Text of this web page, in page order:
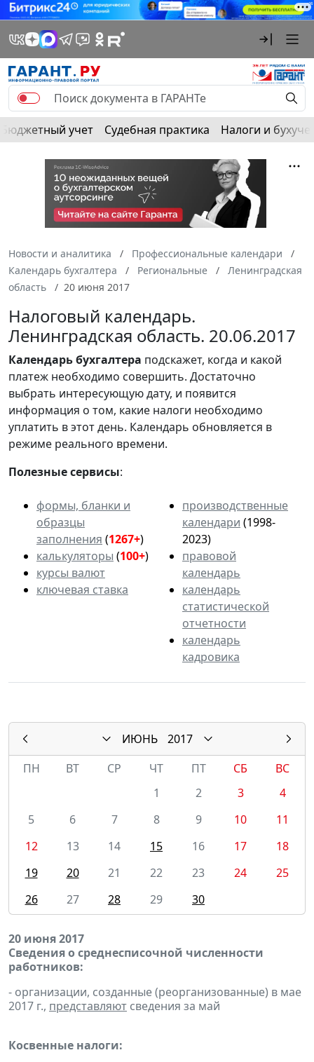
Бюджетный учет Судебная практика Налоги и
Новости и аналитика
Профессиональные календари
Календарь бухгалтера
Региональные
Ленинградская
область
20 июня 2017
Налоговый календарь.
Ленинградская область. 20.06.2017
Календарьбухгалтера подскажет, когда и какой
платеж необходимо совершить. Достаточно
выбрать интересующую дату, и появится
информация о том, какие налоги необходимо
уплатить в этот день. Календарь обновляется в
режиме реального времени.
Полезные сервисы:
формы, бланки и
образцы
заполнения (1267+)
калькуляторы (100+)
курсы валют
ключевая ставка
производственные
календари (1998-
2023)
правовой
календарь
календарь
статистической
отчетности
календарь
кадровика
ИЮНЬ
2017
ПН
ВТ СР ЧТ ПТ СБ
ВС
1
2 3
4
5
6 7 8 9 10
11
12
13 14 15 16 17
18
19
20 21 22 23 24
25
26
27 28 29 30
20 июня 2017
Сведения о среднесписочной численности
работников:
- организации, созданные (реорганизованные) в мае
2017 г., представляют сведения за май
Косвенные налоги: